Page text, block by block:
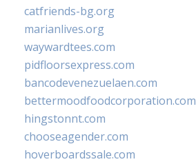
catfriends-bg.org
marianlives.org
waywardtees.com
pidfloorsexpress.com
bancodevenezuelaen.com
bettermoodfoodcorporation.com
hingstonnt.com
chooseagender.com
hoverboardssale.com